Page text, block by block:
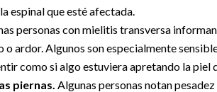
espinal que esté afectada.
personas con mielitis transversa
ardor. Algunos son especialmente
como si algo estuviera apretando la piel
piernas. Algunas personas notan